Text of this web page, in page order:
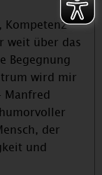
Kompetenz
weit über das
Begegnung
wird mir
Manfred
der
und